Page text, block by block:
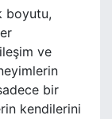
boyutu,
ve
bir
kendilerini